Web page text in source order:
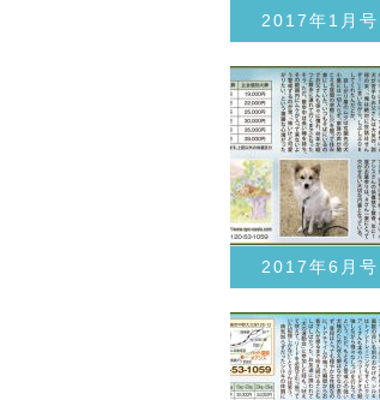
2017年1月号
2017年6月号